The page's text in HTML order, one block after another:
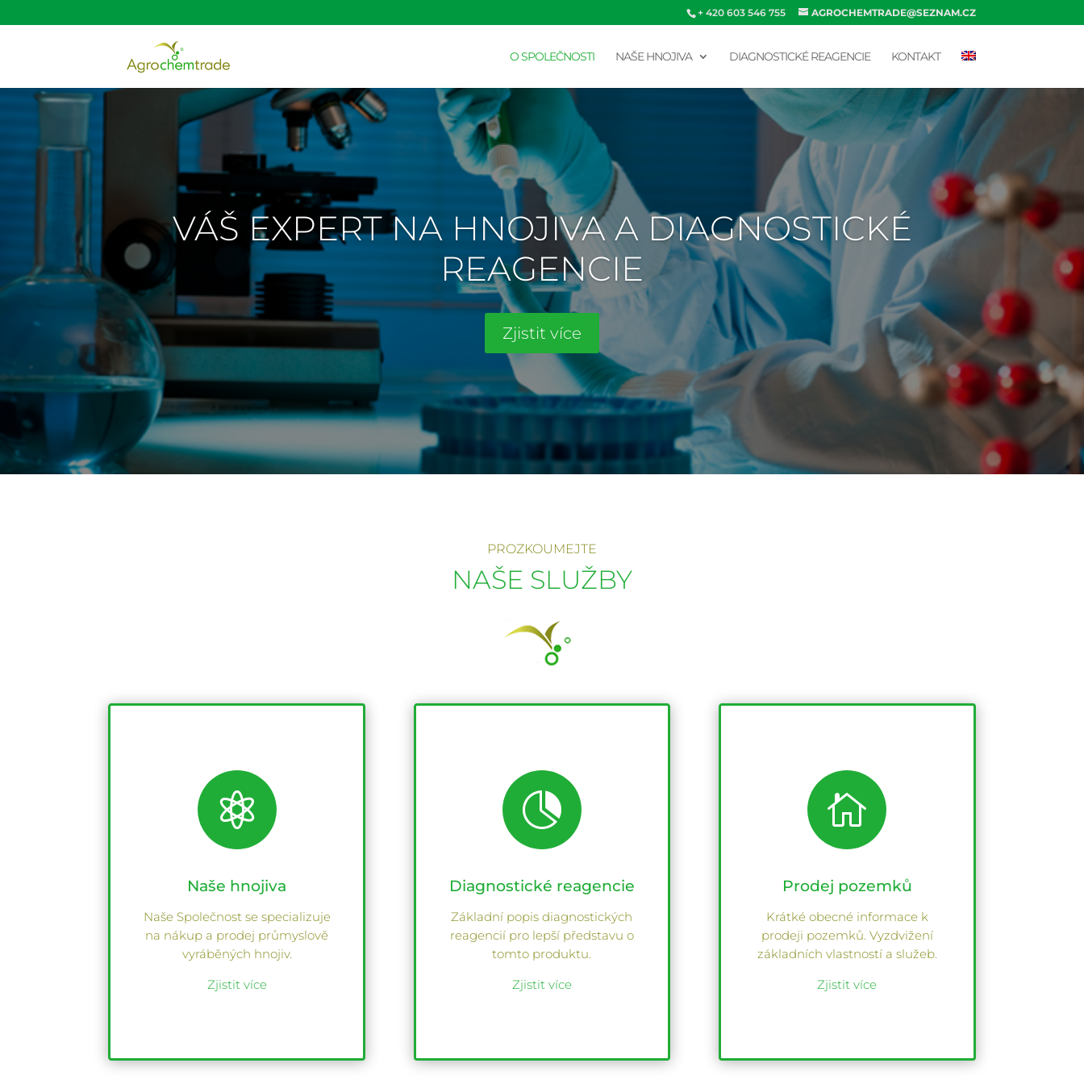
+ 420 603 546 755 AGROCHEMTRADE@SEZNAM.CZ
O SPOLEČNOSTI NAŠE HNOJIVA DIAGNOSTICKÉ REAGENCIE KONTAKT
VÁŠ EXPERT NA HNOJIVA A DIAGNOSTICKÉ
REAGENCIE
Zjistit více
PROZKOUMEJTE
NAŠE SLUŽBY

Naše hnojiva
Naše Společnost se specializuje
na nákup a prodej průmyslově
vyráběných hnojiv.
Zjistit více

Diagnostické reagencie
Základní popis diagnostických
reagencií pro lepší představu o
tomto produktu.
Zjistit více

Prodej pozemků
Krátké obecné informace k
prodeji pozemků. Vyzdvižení
základních vlastností a služeb.
Zjistit více